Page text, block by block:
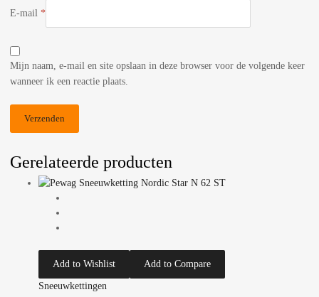
E-mail *
Mijn naam, e-mail en site opslaan in deze browser voor de volgende keer
wanneer ik een reactie plaats.
Gerelateerde producten
Add to Wishlist Add to Compare
Sneeuwkettingen